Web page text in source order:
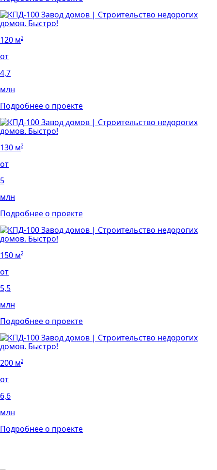
120 м2
от
4,7
млн
Подробнее о проекте
130 м2
от
5
млн
Подробнее о проекте
150 м2
от
5,5
млн
Подробнее о проекте
200 м2
от
6,6
млн
Подробнее о проекте